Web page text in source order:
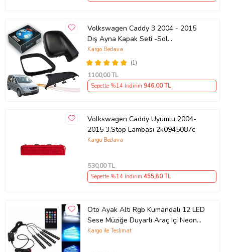
Volkswagen Caddy 3 2004 - 2015
Dış Ayna Kapak Seti -Sol
7E18575289 B9
(1)
Kargo Bedava
1100,00 TL
Sepette %14 İndirim 946,00 TL
Volkswagen Caddy Uyumlu 2004-
2015 3.Stop Lambası 2k0945087c
Kargo Bedava
530,00 TL
Sepette %14 İndirim 455,80 TL
Oto Ayak Altı Rgb Kumandalı 12 LED
Sese Müziğe Duyarlı Araç Içi Neon
LED
Kargo ile Teslimat